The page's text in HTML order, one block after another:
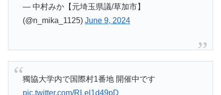
— 中村みか【元埼玉県議/草加市】
(@n_mika_1125) June 9, 2024
獨協大学内で国際村1番地 開催中です
pic.twitter.com/RLel1d49pD